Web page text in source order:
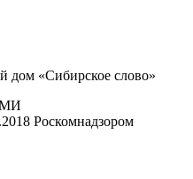
дом «Сибирское слово»
Роскомнадзором